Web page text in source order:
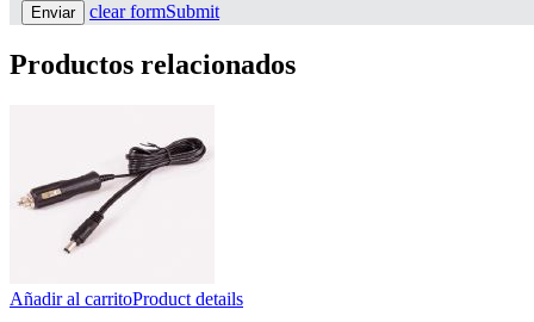
clear formSubmit
Productos relacionados
Añadir al carritoProduct details